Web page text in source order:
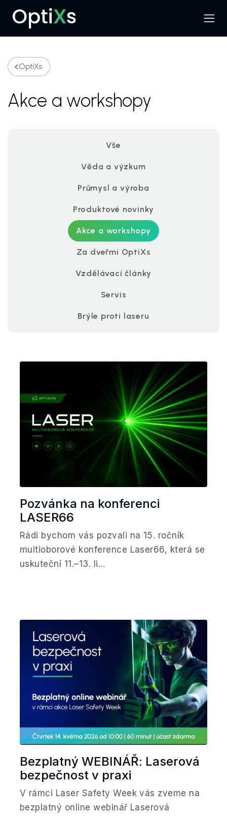
Hledat
Menu
OptiXs
Akce a workshopy
Vše
Věda a výzkum
Průmysl a výroba
Produktové novinky
Akce a workshopy
Za dveřmi OptiXs
Vzdělávací články
Servis
Brýle proti laseru
Pozvánka na konferenci
LASER66
Rádi bychom vás pozvali na 15. ročník
multioborové konference Laser66, která se
uskuteční 11.–13. li...
Bezplatný WEBINÁŘ: Laserová
bezpečnost v praxi
V rámci Laser Safety Week vás zveme na
bezplatný online webinář Laserová